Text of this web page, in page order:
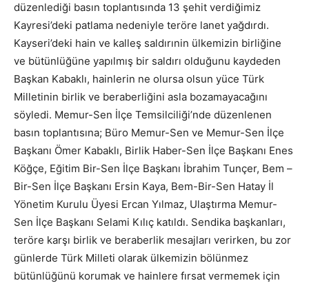
düzenlediği basın toplantısında 13 şehit verdiğimiz
Kayresi’deki patlama nedeniyle teröre lanet yağdırdı.
Kayseri’deki hain ve kalleş saldırınin ülkemizin birliğine
ve bütünlüğüne yapılmış bir saldırı olduğunu kaydeden
Başkan Kabaklı, hainlerin ne olursa olsun yüce Türk
Milletinin birlik ve beraberliğini asla bozamayacağını
söyledi. Memur-Sen İlçe Temsilciliği’nde düzenlenen
basın toplantısına; Büro Memur-Sen ve Memur-Sen İlçe
Başkanı Ömer Kabaklı, Birlik Haber-Sen İlçe Başkanı Enes
Köğçe, Eğitim Bir-Sen İlçe Başkanı İbrahim Tunçer, Bem –
Bir-Sen İlçe Başkanı Ersin Kaya, Bem-Bir-Sen Hatay İl
Yönetim Kurulu Üyesi Ercan Yılmaz, Ulaştırma Memur-
Sen İlçe Başkanı Selami Kılıç katıldı. Sendika başkanları,
teröre karşı birlik ve beraberlik mesajları verirken, bu zor
günlerde Türk Milleti olarak ülkemizin bölünmez
bütünlüğünü korumak ve hainlere fırsat vermemek için